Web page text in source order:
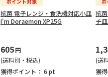
抗菌 電子レンジ・食洗機対応小皿
I'm Doraemon XP25G
605円
(送料別・税込)
獲得ポイント： 6 pt
抗
チ
(送
獲